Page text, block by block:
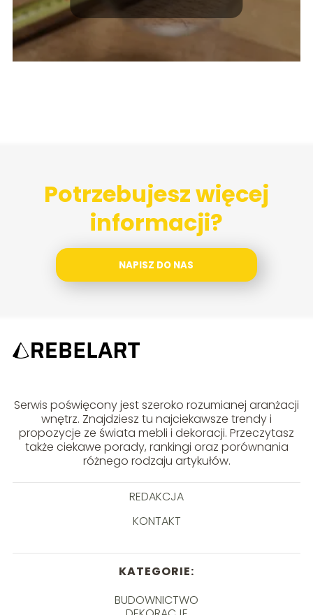
Potrzebujesz więcej
informacji?
NAPISZ DO NAS
Serwis poświęcony jest szeroko rozumianej aranżacji
wnętrz. Znajdziesz tu najciekawsze trendy i
propozycje ze świata mebli i dekoracji. Przeczytasz
także ciekawe porady, rankingi oraz porównania
różnego rodzaju artykułów.
REDAKCJA
KONTAKT
KATEGORIE:
BUDOWNICTWO